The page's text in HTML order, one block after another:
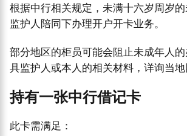
根据中行相关规定，未满十六岁周岁
监护人陪同下办理开户开卡业务。
部分地区的柜员可能会阻止未成年人
具监护人或本人的相关材料，详询当地
持有一张中行借记卡
此卡需满足：